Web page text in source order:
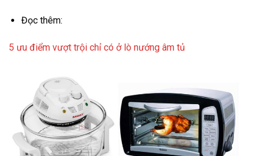
Đọc thêm:
5 ưu điểm vượt trội chỉ có ở lò nướng âm tủ